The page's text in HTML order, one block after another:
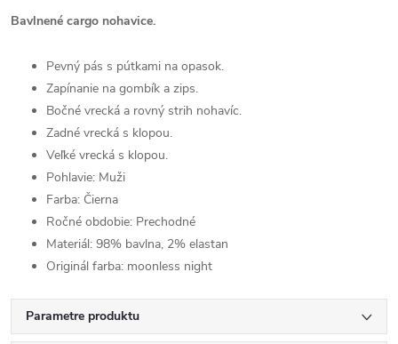
Bavlnené cargo nohavice.
Pevný pás s pútkami na opasok.
Zapínanie na gombík a zips.
Bočné vrecká a rovný strih nohavíc.
Zadné vrecká s klopou.
Veľké vrecká s klopou.
Pohlavie: Muži
Farba: Čierna
Ročné obdobie: Prechodné
Materiál: 98% bavlna, 2% elastan
Originál farba: moonless night
Parametre produktu